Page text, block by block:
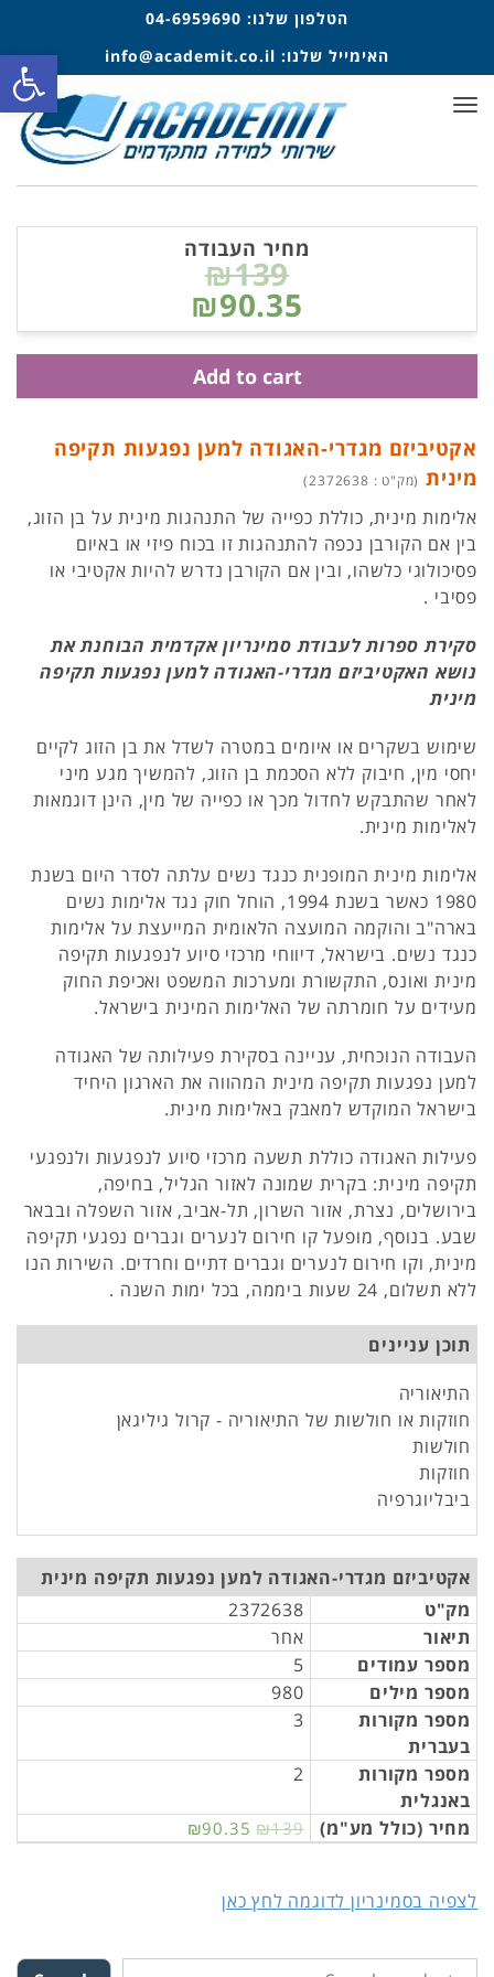
הטלפון שלנו: 04-6959690
האימייל שלנו: info@academit.co.il
תפריט
אקטיביזם מגדרי-האגודה למען נפגעות תקיפה
מינית (מק"ט : 2372638)
אלימות מינית, כוללת כפייה של התנהגות מינית על בן הזוג,
בין אם הקורבן נכפה להתנהגות זו בכוח פיזי או באיום
פסיכולוגי כלשהו, ובין אם הקורבן נדרש להיות אקטיבי או
פסיבי .
סקירת ספרות לעבודת סמינריון אקדמית הבוחנת את
נושא האקטיביזם מגדרי-האגודה למען נפגעות תקיפה
מינית
שימוש בשקרים או איומים במטרה לשדל את בן הזוג לקיים
יחסי מין, חיבוק ללא הסכמת בן הזוג, להמשיך מגע מיני
לאחר שהתבקש לחדול מכך או כפייה של מין, הינן דוגמאות
לאלימות מינית.
אלימות מינית המופנית כנגד נשים עלתה לסדר היום בשנת
1980 כאשר בשנת 1994, הוחל חוק נגד אלימות נשים
בארה"ב והוקמה המועצה הלאומית המייעצת על אלימות
כנגד נשים. בישראל, דיווחי מרכזי סיוע לנפגעות תקיפה
מינית ואונס, התקשורת ומערכות המשפט ואכיפת החוק
מעידים על חומרתה של האלימות המינית בישראל.
העבודה הנוכחית, עניינה בסקירת פעילותה של האגודה
למען נפגעות תקיפה מינית המהווה את הארגון היחיד
בישראל המוקדש למאבק באלימות מינית.
פעילות האגודה כוללת תשעה מרכזי סיוע לנפגעות ולנפגעי
תקיפה מינית: בקרית שמונה לאזור הגליל, בחיפה,
בירושלים, נצרת, אזור השרון, תל-אביב, אזור השפלה ובבאר
שבע. בנוסף, מופעל קו חירום לנערים וגברים נפגעי תקיפה
מינית, וקו חירום לנערים וגברים דתיים וחרדים. השירות הנו
ללא תשלום, 24 שעות ביממה, בכל ימות השנה .
תוכן עניינים
התיאוריה
חוזקות או חולשות של התיאוריה - קרול גיליגאן
חולשות
חוזקות
ביבליוגרפיה
אקטיביזם מגדרי-האגודה למען נפגעות תקיפה מינית
מק"ט
2372638
תיאור
אחר
מספר עמודים
5
מספר מילים
980
מספר מקורות
בעברית
3
מספר מקורות
באנגלית
2
מחיר (כולל מע"מ) ₪90.35 ₪139
לצפיה בסמינריון לדוגמה לחץ כאן
מחיר העבודה
₪139
₪90.35
Add to cart
פתח